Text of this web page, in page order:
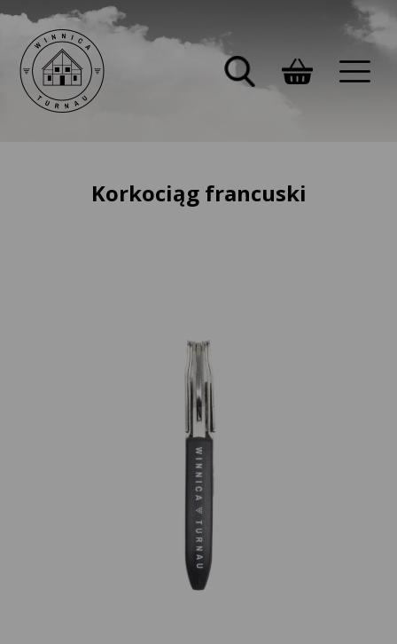
Korkociąg francuski